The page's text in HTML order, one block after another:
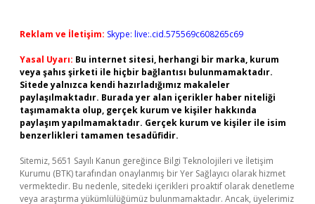
Reklam ve İletişim: Skype: live:.cid.575569c608265c69
Yasal Uyarı: Bu internet sitesi, herhangi bir marka, kurum
veya şahıs şirketi ile hiçbir bağlantısı bulunmamaktadır.
Sitede yalnızca kendi hazırladığımız makaleler
paylaşılmaktadır. Burada yer alan içerikler haber niteliği
taşımamakta olup, gerçek kurum ve kişiler hakkında
paylaşım yapılmamaktadır. Gerçek kurum ve kişiler ile isim
benzerlikleri tamamen tesadüfidir.
Sitemiz, 5651 Sayılı Kanun gereğince Bilgi Teknolojileri ve İletişim
Kurumu (BTK) tarafından onaylanmış bir Yer Sağlayıcı olarak hizmet
vermektedir. Bu nedenle, sitedeki içerikleri proaktif olarak denetleme
veya araştırma yükümlülüğümüz bulunmamaktadır. Ancak, üyelerimiz